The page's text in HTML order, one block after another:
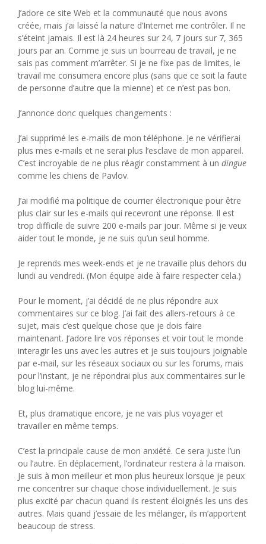
J’adore ce site Web et la communauté que nous avons
créée, mais j’ai laissé la nature d’Internet me contrôler. Il ne
s’éteint jamais. Il est là 24 heures sur 24, 7 jours sur 7, 365
jours par an. Comme je suis un bourreau de travail, je ne
sais pas comment m’arrêter. Si je ne fixe pas de limites, le
travail me consumera encore plus (sans que ce soit la faute
de personne d’autre que la mienne) et ce n’est pas bon.
J’annonce donc quelques changements :
J’ai supprimé les e-mails de mon téléphone. Je ne vérifierai
plus mes e-mails et ne serai plus l’esclave de mon appareil.
C’est incroyable de ne plus réagir constamment à un dingue
comme les chiens de Pavlov.
J’ai modifié ma politique de courrier électronique pour être
plus clair sur les e-mails qui recevront une réponse. Il est
trop difficile de suivre 200 e-mails par jour. Même si je veux
aider tout le monde, je ne suis qu’un seul homme.
Je reprends mes week-ends et je ne travaille plus dehors du
lundi au vendredi. (Mon équipe aide à faire respecter cela.)
Pour le moment, j’ai décidé de ne plus répondre aux
commentaires sur ce blog. J’ai fait des allers-retours à ce
sujet, mais c’est quelque chose que je dois faire
maintenant. J’adore lire vos réponses et voir tout le monde
interagir les uns avec les autres et je suis toujours joignable
par e-mail, sur les réseaux sociaux ou sur les forums, mais
pour l’instant, je ne répondrai plus aux commentaires sur le
blog lui-même.
Et, plus dramatique encore, je ne vais plus voyager et
travailler en même temps.
C’est la principale cause de mon anxiété. Ce sera juste l’un
ou l’autre. En déplacement, l’ordinateur restera à la maison.
Je suis à mon meilleur et mon plus heureux lorsque je peux
me concentrer sur chaque chose individuellement. Je suis
plus excité par chacun quand ils restent éloignés les uns des
autres. Mais quand j’essaie de les mélanger, ils m’apportent
beaucoup de stress.